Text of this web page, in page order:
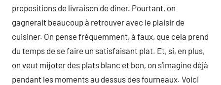
propositions de livraison de dîner. Pourtant, on
gagnerait beaucoup à retrouver avec le plaisir de
cuisiner. On pense fréquemment, à faux, que cela prend
du temps de se faire un satisfaisant plat. Et, si, en plus,
on veut mijoter des plats blanc et bon, on s’imagine déjà
pendant les moments au dessus des fourneaux. Voici